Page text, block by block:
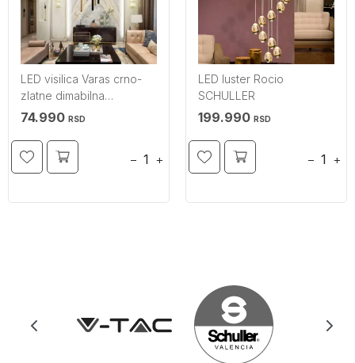
LED visilica Varas crno-
zlatne dimabilna
SCHULLER
74.990 RSD
− +
LED luster Rocio
SCHULLER
199.990 RSD
− +